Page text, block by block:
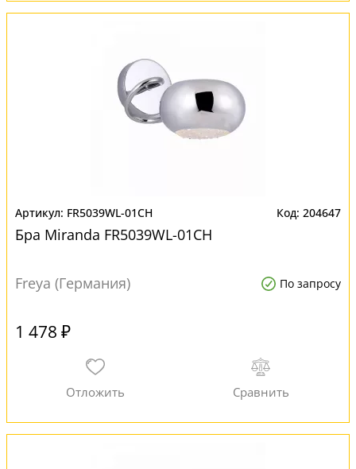
FR5039WL-01CH 204647
Бра Miranda FR5039WL-01CH
Freya (Германия) По запросу
1 478 ₽